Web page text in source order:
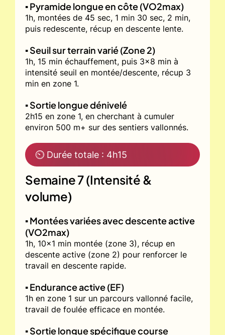
▪️ Pyramide longue en côte (VO2max)
1h, montées de 45 sec, 1 min 30 sec, 2 min,
puis redescente, récup en descente lente.
▪️ Seuil sur terrain varié (Zone 2)
1h, 15 min échauffement, puis 3x8 min à
intensité seuil en montée/descente, récup 3
min en zone 1.
▪️ Sortie longue dénivelé
2h15 en zone 1, en cherchant à cumuler
environ 500 m+ sur des sentiers vallonnés.
⏲ Durée totale : 4h15
Semaine 7 (Intensité &
volume)
▪️ Montées variées avec descente active
(VO2max)
1h, 10x1 min montée (zone 3), récup en
descente active (zone 2) pour renforcer le
travail en descente rapide.
▪️ Endurance active (EF)
1h en zone 1 sur un parcours vallonné facile,
travail de foulée efficace en montée.
▪️ Sortie longue spécifique course